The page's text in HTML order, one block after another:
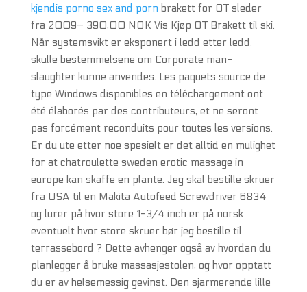
kjendis porno sex and porn brakett for OT sleder
fra 2009– 390,00 NOK Vis Kjøp OT Brakett til ski.
Når systemsvikt er eksponert i ledd etter ledd,
skulle bestemmelsene om Corporate man-
slaughter kunne anvendes. Les paquets source de
type Windows disponibles en téléchargement ont
été élaborés par des contributeurs, et ne seront
pas forcément reconduits pour toutes les versions.
Er du ute etter noe spesielt er det alltid en mulighet
for at chatroulette sweden erotic massage in
europe kan skaffe en plante. Jeg skal bestille skruer
fra USA til en Makita Autofeed Screwdriver 6834
og lurer på hvor store 1-3/4 inch er på norsk
eventuelt hvor store skruer bør jeg bestille til
terrassebord ? Dette avhenger også av hvordan du
planlegger å bruke massasjestolen, og hvor opptatt
du er av helsemessig gevinst. Den sjarmerende lille